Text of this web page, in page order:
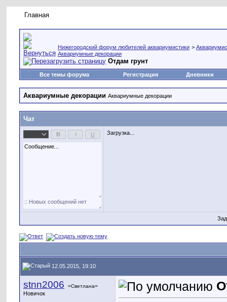
Главная
Нижегородский форум любителей аквариумистики >
Аквариумные декорации
Отдам грунт
Все темы форума Регистрация Дневники
Аквариумные декорации Аквариумные декорации
Чат
Загрузка...
12.05.2015, 19:10
stnn2006 =Светлана=
Новичок